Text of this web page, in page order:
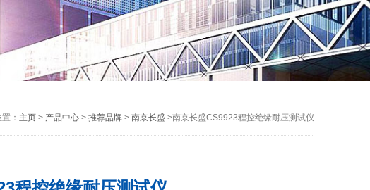
： 主页> 产品中心> 推荐品牌> 南京长盛 >南京长盛CS9923程控绝缘耐压测试仪